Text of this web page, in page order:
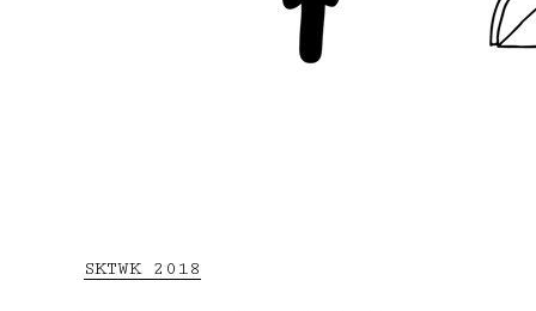
SKTWK 2018